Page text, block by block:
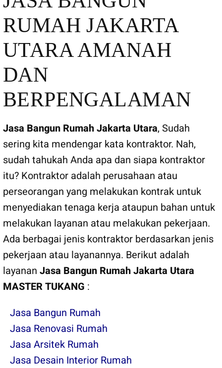
RUMAH JAKARTA
UTARA AMANAH
DAN
BERPENGALAMAN
Jasa Bangun Rumah Jakarta Utara, Sudah
sering kita mendengar kata kontraktor. Nah,
sudah tahukah Anda apa dan siapa kontraktor
itu? Kontraktor adalah perusahaan atau
perseorangan yang melakukan kontrak untuk
menyediakan tenaga kerja ataupun bahan untuk
melakukan layanan atau melakukan pekerjaan.
Ada berbagai jenis kontraktor berdasarkan jenis
pekerjaan atau layanannya. Berikut adalah
layanan Jasa Bangun Rumah Jakarta Utara
MASTER TUKANG :
Jasa Bangun Rumah
Jasa Renovasi Rumah
Jasa Arsitek Rumah
Jasa Desain Interior Rumah